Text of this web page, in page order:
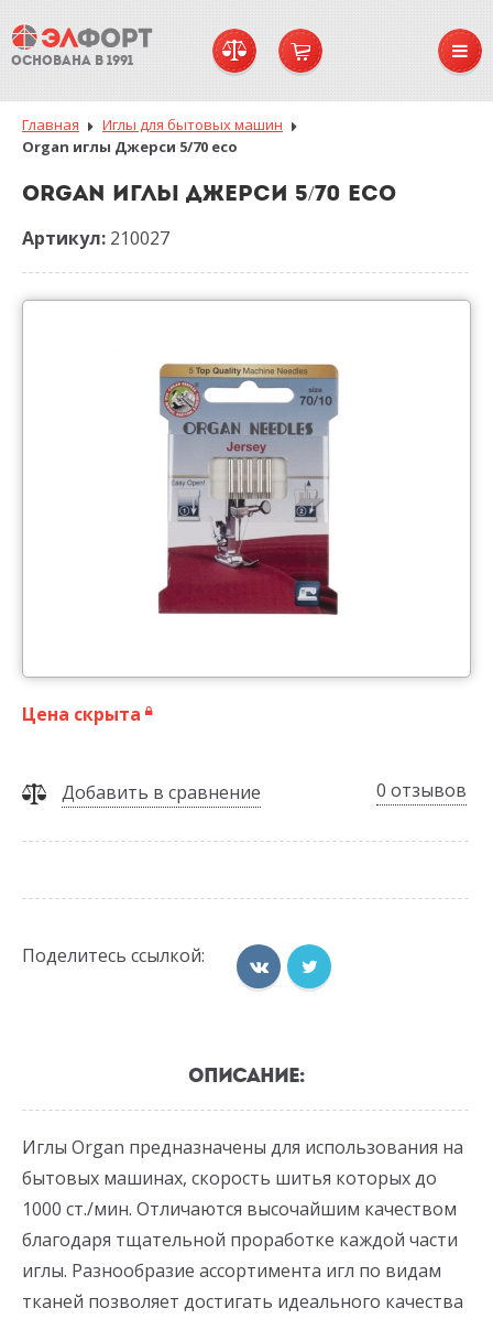
ОСНОВАНА В 1991
Главная
Иглы для бытовых машин
Organ иглы Джерси 5/70 eco
ORGAN ИГЛЫ ДЖЕРСИ 5/70 ECO
Артикул: 210027
Цена скрыта
Добавить в сравнение 0 отзывов
Поделитесь ссылкой:
ОПИСАНИЕ:
Иглы Organ предназначены для использования на
бытовых машинах, скорость шитья которых до
1000 ст./мин. Отличаются высочайшим качеством
благодаря тщательной проработке каждой части
иглы. Разнообразие ассортимента игл по видам
тканей позволяет достигать идеального качества